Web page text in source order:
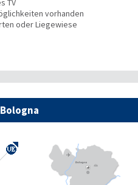
TV
vorhanden
oder Liegewiese